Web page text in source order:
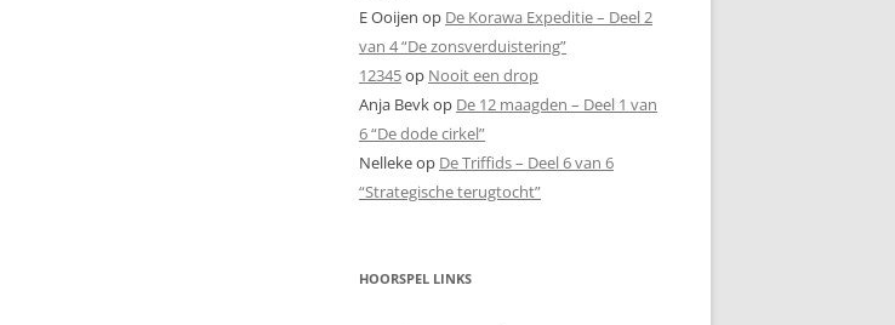
E Ooijen op De Korawa Expeditie – Deel 2
van 4 “De zonsverduistering”
12345op Nooit een drop
Anja Bevkop De 12 maagden – Deel 1 van
6 “De dode cirkel”
Nellekeop De Triffids – Deel 6 van 6
“Strategische terugtocht”
HOORSPEL LINKS